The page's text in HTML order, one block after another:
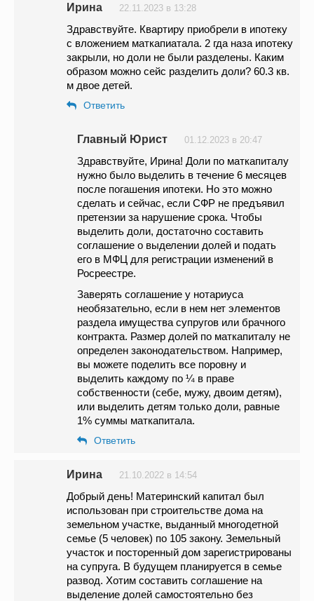
Ирина 22.11.2023 в 13:28
Здравствуйте. Квартиру приобрели в ипотеку
с вложением маткапиатала. 2 гда наза ипотеку
закрыли, но доли не были разделены. Каким
образом можно сейс разделить доли? 60.3 кв.
м двое детей.
Ответить
Главный Юрист 01.12.2023 в 20:47
Здравствуйте, Ирина! Доли по маткапиталу
нужно было выделить в течение 6 месяцев
после погашения ипотеки. Но это можно
сделать и сейчас, если СФР не предъявил
претензии за нарушение срока. Чтобы
выделить доли, достаточно составить
соглашение о выделении долей и подать
его в МФЦ для регистрации изменений в
Росреестре.
Заверять соглашение у нотариуса
необязательно, если в нем нет элементов
раздела имущества супругов или брачного
контракта. Размер долей по маткапиталу не
определен законодательством. Например,
вы можете поделить все поровну и
выделить каждому по ¼ в праве
собственности (себе, мужу, двоим детям),
или выделить детям только доли, равные
1% суммы маткапитала.
Ответить
Ирина 21.10.2022 в 14:54
Добрый день! Материнский капитал был
использован при строительстве дома на
земельном участке, выданный многодетной
семье (5 человек) по 105 закону. Земельный
участок и посторенный дом зарегистрированы
на супруга. В будущем планируется в семье
развод. Хотим составить соглашение на
выделение долей самостоятельно без